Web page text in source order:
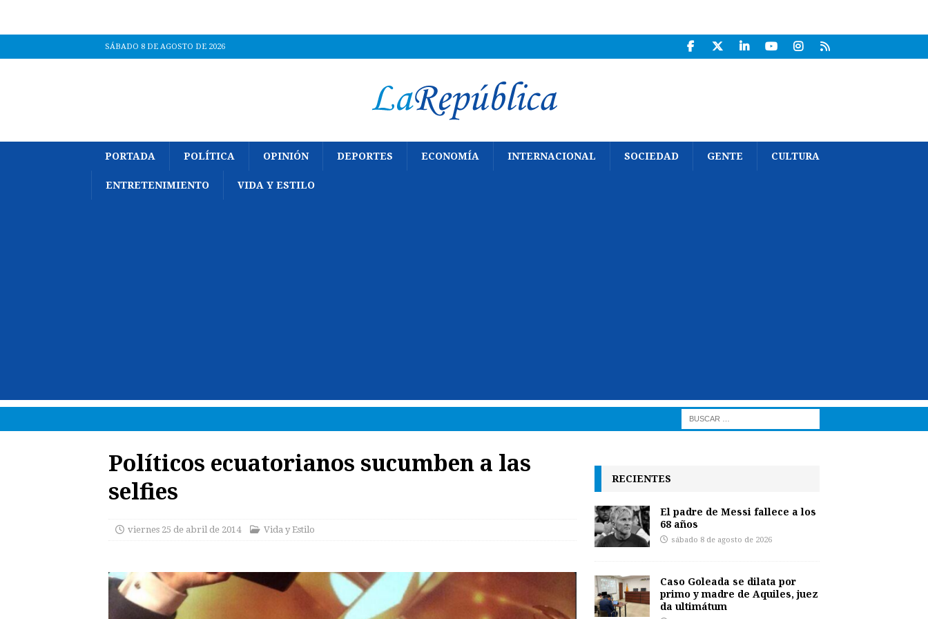
SÁBADO 8 DE AGOSTO DE 2026
PORTADA POLÍTICA OPINIÓN DEPORTES ECONOMÍA INTERNACIONAL SOCIEDAD GENTE CULTURA
ENTRETENIMIENTO VIDA Y ESTILO
Políticos ecuatorianos sucumben a las
selfies
viernes 25 de abril de 2014 Vida y Estilo
RECIENTES
El padre de Messi fallece a los
68 años
sábado 8 de agosto de 2026
Caso Goleada se dilata por
primo y madre de Aquiles, juez
da ultimátum